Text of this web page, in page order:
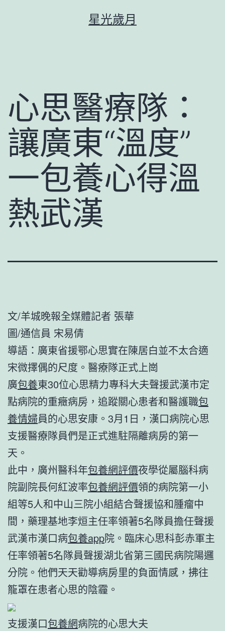
星光歲月
心思醫療隊：
讓廣東“溫度”
一包養心得溫
熱武漢
文/羊城晚報全媒體記者 張華
圖/通信員 宋易倩
導語：廣東省援鄂心思實在陳居白並不太合適
宋微擇偶的尺度。醫療隊正式上崗
廣包養東30位心思精力專科大夫聲援武漢市定
點病院的重癥病房，追蹤關心患者和醫護職包
養情婦員的心思安康。3月1日，漢口病院心思
支援醫療隊員們是正式進駐隔離病房的第一
天。
此中，廣州醫科年包養網評價夜學從屬腦科病
院副院長何紅波率包養網評價領的病院第一小
組等5人和中山三院小組結合聲援協和腫瘤中
間，藥理基地李烜主任率領著5名隊員擔任聲援
武漢市漢口病包養app院。臨床心思科彭赤軍主
任率領著5名隊員聲援湖北省第三國民病院陽邏
分院。他們天天勸導病房里的負面情感，拂往
籠罩在患者心思的陰霾。
支援漢口包養網病院的心思大夫